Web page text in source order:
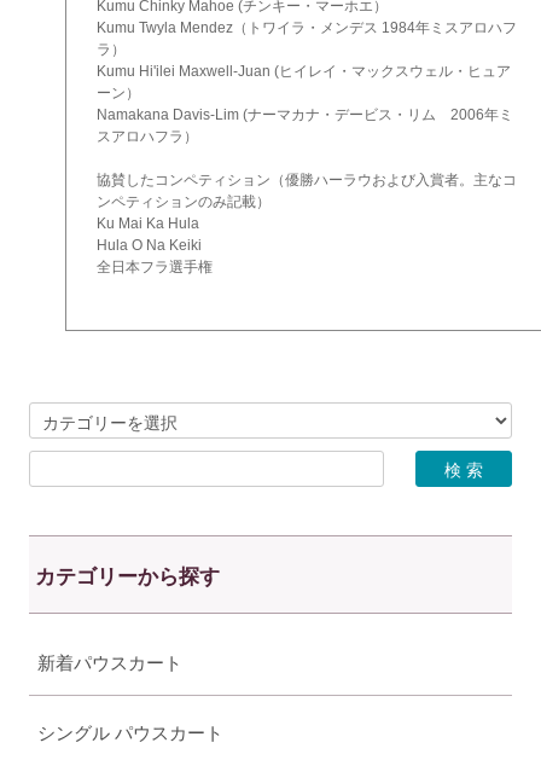
Kumu Chinky Mahoe (チンキー・マーホエ）
Kumu Twyla Mendez（トワイラ・メンデス 1984年ミスアロハフ
ラ）
Kumu Hi'ilei Maxwell-Juan (ヒイレイ・マックスウェル・ヒュア
ーン）
Namakana Davis-Lim (ナーマカナ・デービス・リム 2006年ミ
スアロハフラ）
協賛したコンペティション（優勝ハーラウおよび入賞者。主なコ
ンペティションのみ記載）
Ku Mai Ka Hula
Hula O Na Keiki
全日本フラ選手権
カテゴリーから探す
新着パウスカート
シングル パウスカート